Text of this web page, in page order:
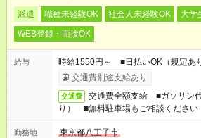
派遣 職種未経験OK 社会人未経験OK 大学
WEB登録・面接OK
給与
時給1550円～ ■日払いOK（規定あ
交通費別途支給あり
交通費
交通費全額支給 ■ガソリン
り） ■無料駐車場もご相談ください
勤務地
東京都八王子市